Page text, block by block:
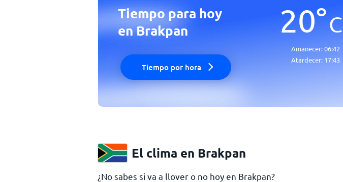
Tiempo para hoy
en Brakpan
Tiempo por hora
20°C
Amanecer:06:42
Atardecer: 17:43
El clima en Brakpan
¿No sabes si va a llover o no hoy en Brakpan?